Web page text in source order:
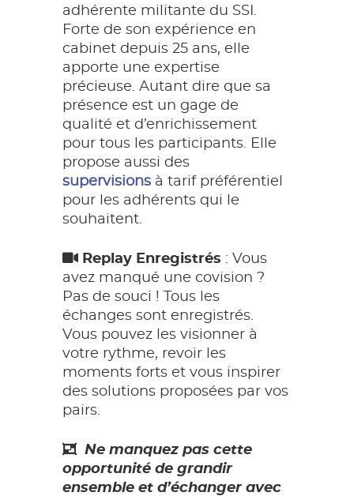
adhérente militante du SSI.
Forte de son expérience en
cabinet depuis 25 ans, elle
apporte une expertise
précieuse. Autant dire que sa
présence est un gage de
qualité et d’enrichissement
pour tous les participants. Elle
propose aussi des
supervisions à tarif préférentiel
pour les adhérents qui le
souhaitent.
Replay Enregistrés : Vous
avez manqué une covision ?
Pas de souci ! Tous les
échanges sont enregistrés.
Vous pouvez les visionner à
votre rythme, revoir les
moments forts et vous inspirer
des solutions proposées par vos
pairs.
Ne manquez pas cette
opportunité de grandir
ensemble et d’échanger avec